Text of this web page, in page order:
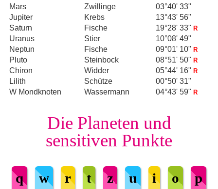
Mars
Zwillinge
03°40' 33"
Jupiter
Krebs
13°43' 56"
Saturn
Fische 19°28' 33"R
Uranus Stier
10°08' 49"
Neptun
Fische 09°01' 10"R
Pluto Steinbock 08°51' 50"R
Chiron Widder 05°44' 16"R
Lilith Schütze
00°50' 31"
W Mondknoten
Wassermann 04°43' 59"R
Die Planeten und
sensitiven Punkte
q w r t z u i o p